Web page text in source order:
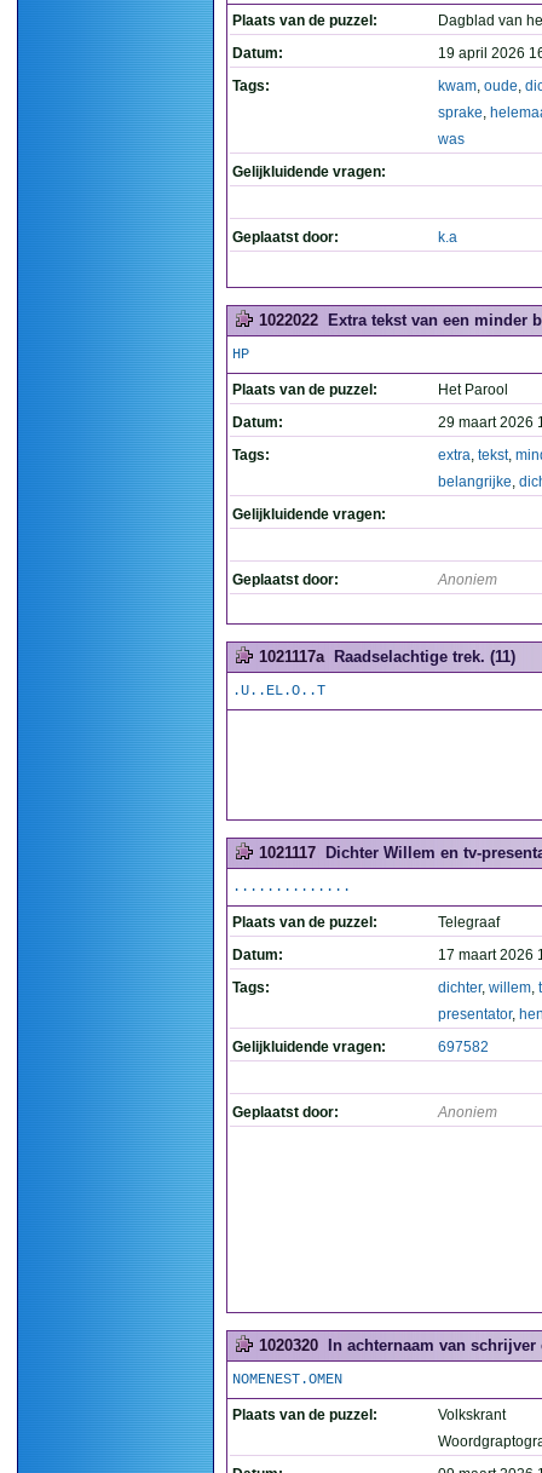
Plaats van de puzzel:
Dagblad van
Datum:
19 april 2026
Tags:
kwam, oude,
sprake,
was
Gelijkluidende vragen:
Geplaatst door: k.a
1022022 Extra tekst van een minder
HP
Plaats van de puzzel:
Het Parool
Datum:
29 maart 2026
Tags:
extra, tekst,
belangrijke,
Gelijkluidende vragen:
Geplaatst door: Anoniem
1021117a Raadselachtige trek. (11)
.U..EL.O..T
1021117 Dichter Willem en tv-
..............
Plaats van de puzzel:
Telegraaf
Datum:
17 maart 2026
Tags:
dichter, willem,
presentator,
Gelijkluidende vragen:
697582
Geplaatst door: Anoniem
1020320 In achternaam van
NOMENEST.OMEN
Plaats van de puzzel:
Volkskrant